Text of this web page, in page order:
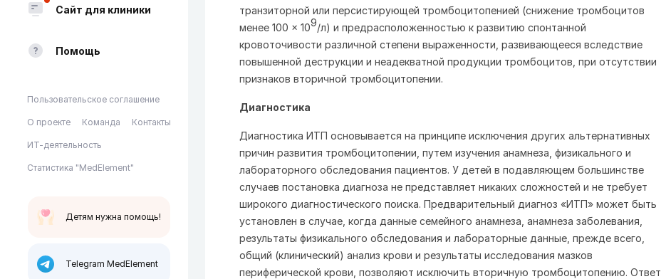
Сайт для клиники
Помощь
Пользовательское соглашение
О проекте Команда Контакты
ИТ-деятельность
Статистика "MedElement"
Детям нужна помощь!
Telegram MedElement
транзиторной или персистирующей тромбоцитопенией (снижение тромбоцитов
менее 100 × 109/л) и предрасположенностью к развитию спонтанной
кровоточивости различной степени выраженности, развивающееся вследствие
повышенной деструкции и неадекватной продукции тромбоцитов, при отсутствии
признаков вторичной тромбоцитопении.
Диагностика
Диагностика ИТП основывается на принципе исключения других альтернативных
причин развития тромбоцитопении, путем изучения анамнеза, физикального и
лабораторного обследования пациентов. У детей в подавляющем большинстве
случаев постановка диагноза не представляет никаких сложностей и не требует
широкого диагностического поиска. Предварительный диагноз «ИТП» может быть
установлен в случае, когда данные семейного анамнеза, анамнеза заболевания,
результаты физикального обследования и лабораторные данные, прежде всего,
общий (клинический) анализ крови и результаты исследования мазков
периферической крови, позволяют исключить вторичную тромбоцитопению. Ответ